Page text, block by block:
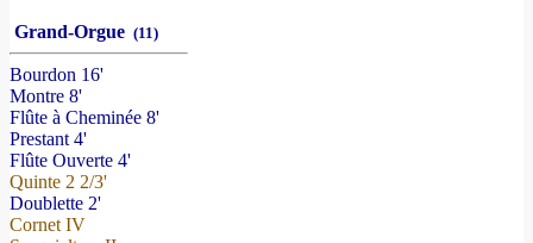
Grand-Orgue (11)
Bourdon 16'
Montre 8'
Flûte à Cheminée 8'
Prestant 4'
Flûte Ouverte 4'
Quinte 2 2/3'
Doublette 2'
Cornet IV